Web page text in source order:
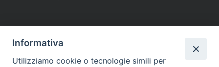
Informativa
Utilizziamo cookie o tecnologie simili per